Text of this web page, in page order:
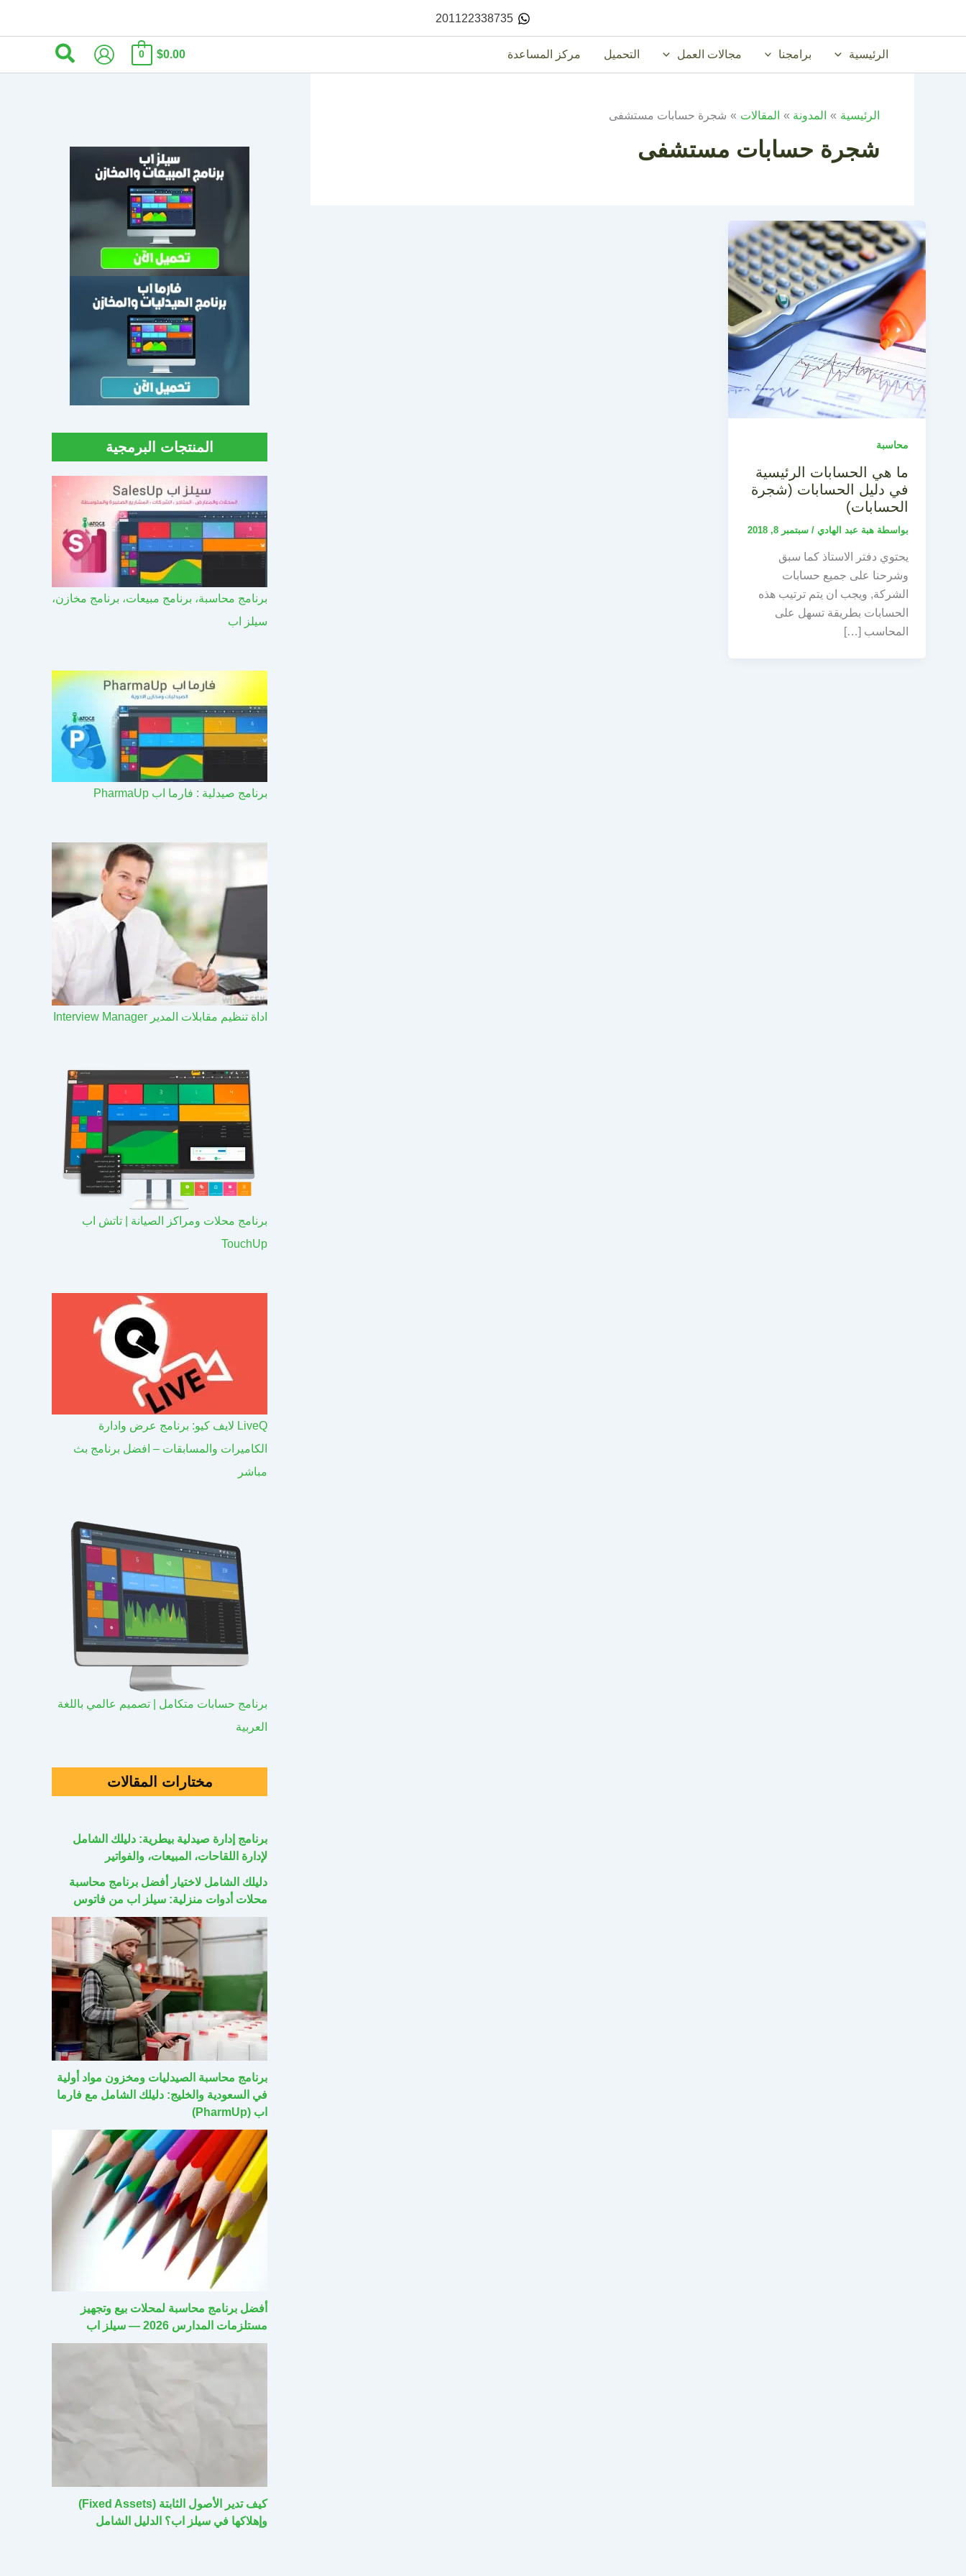
201122338735
الرئيسية برامجنا مجالات العمل التحميل مركز المساعدة $0.00
0 البحث
الرئيسية المدونة المقالات شجرة حسابات مستشفى
شجرة حسابات مستشفى
محاسبة
ما هي الحسابات الرئيسية
في دليل الحسابات (شجرة
الحسابات)
بواسطة هبة عبد الهادي / سبتمبر 8, 2018
يحتوي دفتر الاستاذ كما سبق
وشرحنا على جميع حسابات
الشركة, ويجب ان يتم ترتيب هذه
الحسابات بطريقة تسهل على
المحاسب […]
المنتجات البرمجية
برنامج محاسبة، برنامج مبيعات، برنامج مخازن،
سيلز اب
برنامج صيدلية : فارما اب PharmaUp​
اداة تنظيم مقابلات المدير Interview Manager
برنامج محلات ومراكز الصيانة | تاتش اب
TouchUp
LiveQ لايف كيو: برنامج عرض وادارة
الكاميرات والمسابقات – افضل برنامج بث
مباشر
برنامج حسابات متكامل | تصميم عالمي باللغة
العربية
مختارات المقالات
برنامج إدارة صيدلية بيطرية: دليلك الشامل
لإدارة اللقاحات، المبيعات، والفواتير
دليلك الشامل لاختيار أفضل برنامج محاسبة
محلات أدوات منزلية: سيلز اب من فاتوس
برنامج محاسبة الصيدليات ومخزون مواد أولية
في السعودية والخليج: دليلك الشامل مع فارما
اب (PharmUp)
أفضل برنامج محاسبة لمحلات بيع وتجهيز
مستلزمات المدارس 2026 — سيلز اب
كيف تدير الأصول الثابتة (Fixed Assets)
وإهلاكها في سيلز اب؟ الدليل الشامل